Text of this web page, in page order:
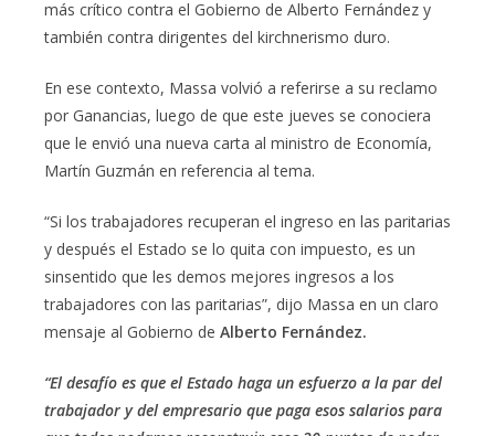
más crítico contra el Gobierno de Alberto Fernández y
también contra dirigentes del kirchnerismo duro.
En ese contexto, Massa volvió a referirse a su reclamo
por Ganancias, luego de que este jueves se conociera
que le envió una nueva carta al ministro de Economía,
Martín Guzmán en referencia al tema.
“Si los trabajadores recuperan el ingreso en las paritarias
y después el Estado se lo quita con impuesto, es un
sinsentido que les demos mejores ingresos a los
trabajadores con las paritarias”, dijo Massa en un claro
mensaje al Gobierno de Alberto Fernández.
“El desafío es que el Estado haga un esfuerzo a la par del
trabajador y del empresario que paga esos salarios para